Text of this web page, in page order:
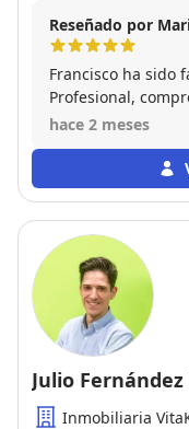
Reseñado por
Francisco ha sido
Profesional,
de las
comunicación,
confianza durante
genuinamente
compradores. Me
principio hasta el
Francisco a
experto y
hace 2 meses
Julio
Inmobiliaria